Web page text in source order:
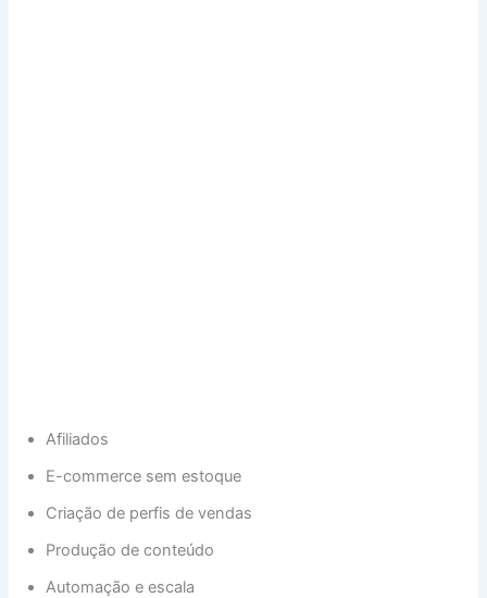
Afiliados
E-commerce sem estoque
Criação de perfis de vendas
Produção de conteúdo
Automação e escala